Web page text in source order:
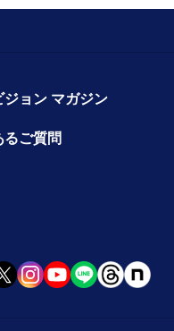
ジョン マガジン
るご質問